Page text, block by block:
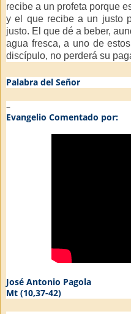
recibe a un profeta porque
y el que recibe a un justo
justo. El que dé a beber,
agua fresca, a uno de
discípulo, no perderá su
Palabra del Señor
–
Evangelio Comentado por:
José Antonio Pagola
Mt (10,37-42)